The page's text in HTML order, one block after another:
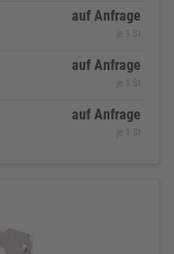
auf Anfrage
je 1 St
auf Anfrage
je 1 St
auf Anfrage
je 1 St